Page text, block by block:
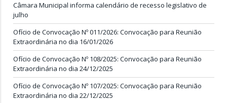
Câmara Municipal informa calendário de recesso legislativo de
julho
Ofício de Convocação Nº 011/2026: Convocação para Reunião
Extraordinária no dia 16/01/2026
Ofício de Convocação Nº 108/2025: Convocação para Reunião
Extraordinária no dia 24/12/2025
Ofício de Convocação Nº 107/2025: Convocação para Reunião
Extraordinária no dia 22/12/2025